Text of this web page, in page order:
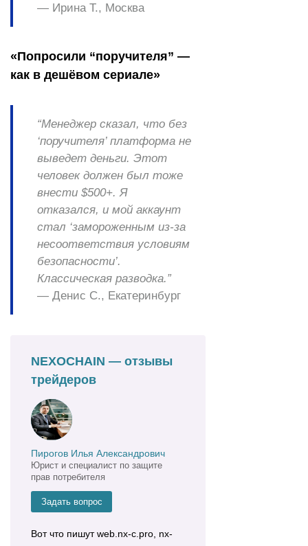
— Ирина Т., Москва
«Попросили “поручителя” —
как в дешёвом сериале»
“Менеджер сказал, что без
‘поручителя’ платформа не
выведет деньги. Этот
человек должен был тоже
внести $500+. Я
отказался, и мой аккаунт
стал ‘замороженным из-за
несоответствия условиям
безопасности’.
Классическая разводка.”
— Денис С., Екатеринбург
NEXOCHAIN — отзывы
трейдеров
Пирогов Илья Александрович
Юрист и специалист по защите
прав потребителя
Задать вопрос
Вот что пишут web.nx-c.pro, nx-